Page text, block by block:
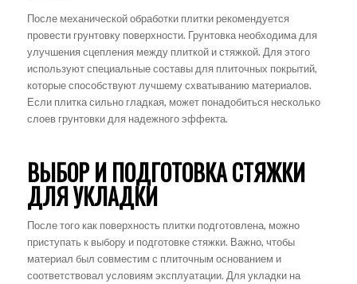
После механической обработки плитки рекомендуется
провести грунтовку поверхности. Грунтовка необходима для
улучшения сцепления между плиткой и стяжкой. Для этого
используют специальные составы для плиточных покрытий,
которые способствуют лучшему схватыванию материалов.
Если плитка сильно гладкая, может понадобиться несколько
слоев грунтовки для надежного эффекта.
ВЫБОР И ПОДГОТОВКА СТЯЖКИ
ДЛЯ УКЛАДКИ
После того как поверхность плитки подготовлена, можно
приступать к выбору и подготовке стяжки. Важно, чтобы
материал был совместим с плиточным основанием и
соответствовал условиям эксплуатации. Для укладки на